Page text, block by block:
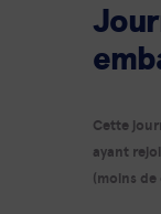
Cette
ayant
(moins de